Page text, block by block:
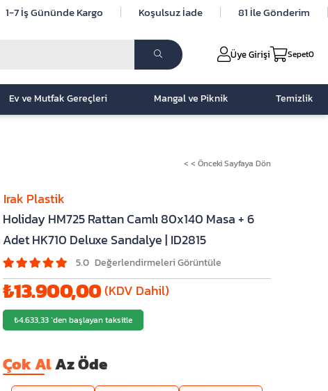
1-7 İş Gününde Kargo Koşulsuz İade 81 İle Gönderim
Üye Girişi Sepet0
Ev ve Mutfak Gereçleri Mangal ve Piknik Temizlik
< < Önceki Sayfaya Dön
Holiday HM725 Rattan Camlı 80x140 Masa + 6
Adet HK710 Deluxe Sandalye | ID2815
5.0
₺13.900,00(KDV Dahil)
₺4.633,33`den başlayan taksitle
Irak Plastik
Çok AlAz Öde